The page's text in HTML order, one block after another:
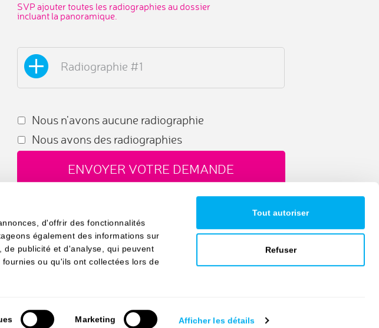
d'offrir des fonctionnalités
également des informations sur
publicité et d'analyse, qui peuvent
ou qu'ils ont collectées lors de
Marketing Afficher les détails
Tout autoriser
Refuser
SVP ajouter toutes les radiographies au dossier
incluant la panoramique.
Radiographie #1
Nous n'avons aucune radiographie
Nous avons des radiographies
ENVOYER VOTRE DEMANDE
OFFERTS